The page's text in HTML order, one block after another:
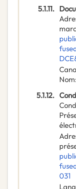
5.1.11.
Nom:
5.1.12.
031